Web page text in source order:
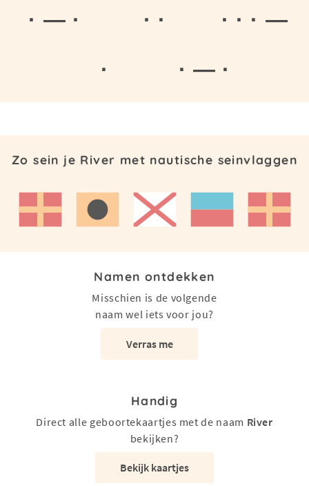
· — · · ·
· · · —
·
· — ·
Zo sein je River met nautische seinvlaggen
Namen ontdekken
Misschien is de volgende
naam wel iets voor jou?
Verras me
Handig
Direct alle geboortekaartjes met de naam River
bekijken?
Bekijk kaartjes